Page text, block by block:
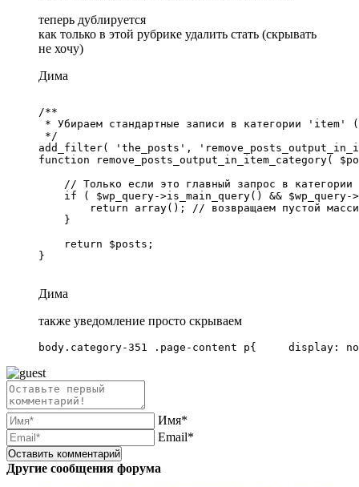
теперь дублируется
как только в этой рубрике удалить стать (скрывать
не хочу)
Дима
/**
* Убираем стандартные записи в категории 'item'
*/
add_filter( 'the_posts',
function remove_posts_output_in_item_category(
// Только если это главный запрос в категории
if ( $wp_query->is_main_query() && $wp_query-
return array(); // возвращаем пустой
    }
    return $posts;
}
Дима
также уведомление просто скрываем
body.category-351 .page-content p{     display:
Имя*
Email*
Другие сообщения форума